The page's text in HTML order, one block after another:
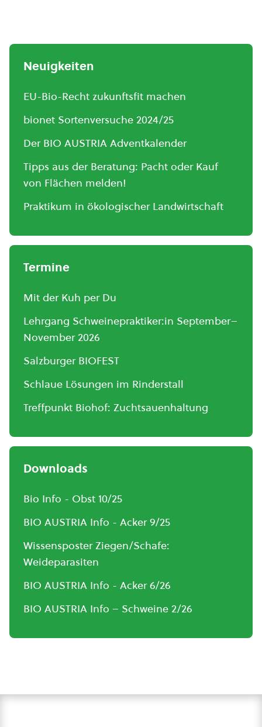
Neuigkeiten
EU-Bio-Recht zukunftsfit machen
bionet Sortenversuche 2024/25
Der BIO AUSTRIA Adventkalender
Tipps aus der Beratung: Pacht oder Kauf
von Flächen melden!
Praktikum in ökologischer Landwirtschaft
Termine
Mit der Kuh per Du
Lehrgang Schweinepraktiker:in September–
November 2026
Salzburger BIOFEST
Schlaue Lösungen im Rinderstall
Treffpunkt Biohof: Zuchtsauenhaltung
Downloads
Bio Info - Obst 10/25
BIO AUSTRIA Info - Acker 9/25
Wissensposter Ziegen/Schafe:
Weideparasiten
BIO AUSTRIA Info - Acker 6/26
BIO AUSTRIA Info – Schweine 2/26